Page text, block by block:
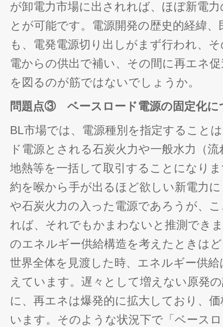
が卸電力市場に出されれば、ほぼ新電
とが可能です。電源開発の歴史的経緯
も、電発電源切り出しがまず行われ、
電からの供出で補い、その間に再エネ
を図るのが筋ではないでしょうか。
問題点③ ベースロード電源の固定化に
BL市場では、電源種別を指定すること
ド電源とされる石炭火力や一般水力（
地熱等を一括して取引することになり
約を喉から手が出るほど欲しい新電力
や石炭火力の入った電源であろうが、
れば、それでもかまわないと推測でき
のエネルギー供給構造を考えたときは
世界全体を見渡した時、エネルギー供
えています。遅々として増えない原発
に、再エネは爆発的に拡大しており、
います。そのような状況下で「ベース